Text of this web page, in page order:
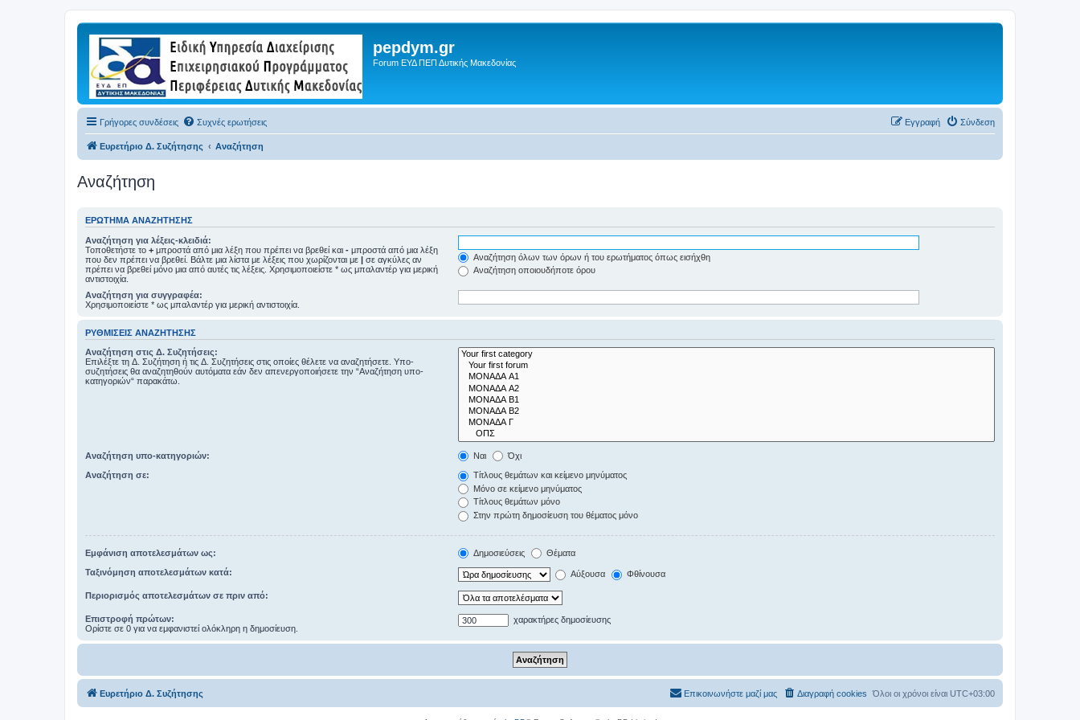
pepdym.gr
Forum ΕΥΔ ΠΕΠ Δυτικής Μακεδονίας
Γρήγορες συνδέσεις Συχνές ερωτήσεις Σύνδεση
Εγγραφή
Ευρετήριο Δ. Συζήτησης Αναζήτηση
Αναζήτηση
ΕΡΏΤΗΜΑ ΑΝΑΖΉΤΗΣΗΣ
Αναζήτηση για λέξεις-κλειδιά:
Τοποθετήστε το + μπροστά από μια λέξη που πρέπει να βρεθεί και - μπροστά από μια λέξη
που δεν πρέπει να βρεθεί. Βάλτε μια λίστα με λέξεις που χωρίζονται με | σε αγκύλες αν
πρέπει να βρεθεί μόνο μια από αυτές τις λέξεις. Χρησιμοποιείστε * ως μπαλαντέρ για μερική
αντιστοιχία.
Αναζήτηση όλων των όρων ή του ερωτήματος όπως εισήχθη
Αναζήτηση οποιουδήποτε όρου
Αναζήτηση για συγγραφέα:
Χρησιμοποιείστε * ως μπαλαντέρ για μερική αντιστοιχία.
ΡΥΘΜΊΣΕΙΣ ΑΝΑΖΉΤΗΣΗΣ
Αναζήτηση στις Δ. Συζητήσεις:
Επιλέξτε τη Δ. Συζήτηση ή τις Δ. Συζητήσεις στις οποίες θέλετε να αναζητήσετε. Υπο-
συζητήσεις θα αναζητηθούν αυτόματα εάν δεν απενεργοποιήσετε την “Αναζήτηση υπο-
κατηγοριών“ παρακάτω.
Αναζήτηση υπο-κατηγοριών: Ναι Όχι
Αναζήτηση σε:
Τίτλους θεμάτων και κείμενο μηνύματος
Μόνο σε κείμενο μηνύματος
Τίτλους θεμάτων μόνο
Στην πρώτη δημοσίευση του θέματος μόνο
Εμφάνιση αποτελεσμάτων ως: Δημοσιεύσεις Θέματα
Ταξινόμηση αποτελεσμάτων κατά: Αύξουσα Φθίνουσα
Περιορισμός αποτελεσμάτων σε πριν από:
Επιστροφή πρώτων:
Ορίστε σε 0 για να εμφανιστεί ολόκληρη η δημοσίευση.
χαρακτήρες δημοσίευσης
Ευρετήριο Δ. Συζήτησης Όλοι οι χρόνοι είναι UTC+03:00
Διαγραφή cookies
Επικοινωνήστε μαζί μας